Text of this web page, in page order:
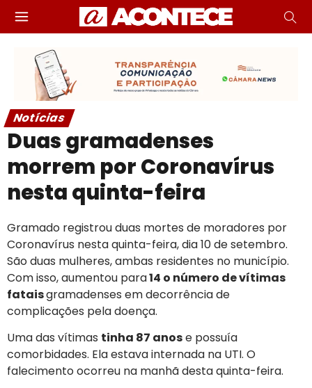
Notícias
Duas gramadenses
morrem por Coronavírus
nesta quinta-feira
Gramado registrou duas mortes de moradores por
Coronavírus nesta quinta-feira, dia 10 de setembro.
São duas mulheres, ambas residentes no município.
Com isso, aumentou para14 o número de vítimas
fataisgramadenses em decorrência de
complicações pela doença.
Uma das vítimas tinha 87 anose possuía
comorbidades. Ela estava internada na UTI. O
falecimento ocorreu na manhã desta quinta-feira.